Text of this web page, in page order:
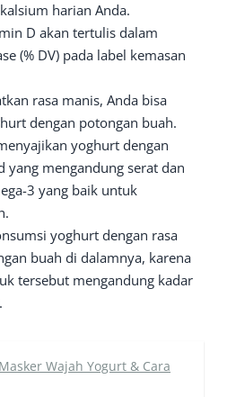
harian Anda.
D akan tertulis dalam
(% DV) pada label kemasan
rasa manis, Anda bisa
dengan potongan buah.
yoghurt dengan
yang mengandung serat dan
3 yang baik untuk
yoghurt dengan rasa
buah di dalamnya, karena
tersebut mengandung kadar
Wajah Yogurt & Cara